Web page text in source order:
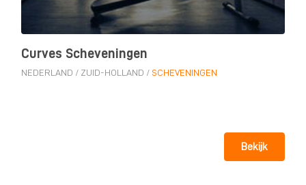
Curves Scheveningen
NEDERLAND / ZUID-HOLLAND / SCHEVENINGEN
Bekijk